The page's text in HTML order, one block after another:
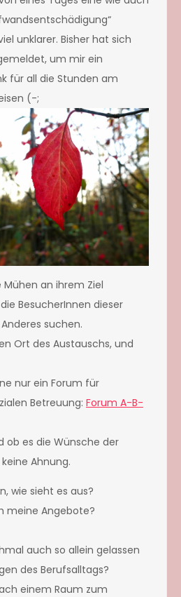
unklarer. Bisher hat sich
um mir ein
für all die Stunden am
(-;
an ihrem Ziel
BesucherInnen dieser
suchen.
Ort des Austauschs, und
nur ein Forum für
Betreuung: Forum A-B-
ob es die Wünsche der
Ahnung.
wie sieht es aus?
meine Angebote?
auch so allein gelassen
des Berufsalltags?
einem Raum zum